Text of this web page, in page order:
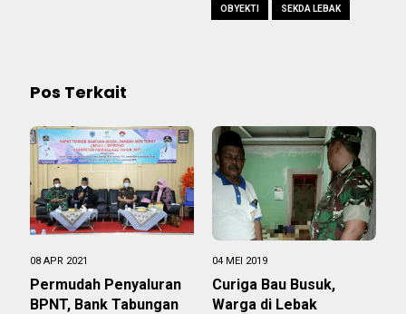
OBYEKTI SEKDA LEBAK
Pos Terkait
08 APR 2021
Permudah Penyaluran
BPNT, Bank Tabungan
04 MEI 2019
Curiga Bau Busuk,
Warga di Lebak